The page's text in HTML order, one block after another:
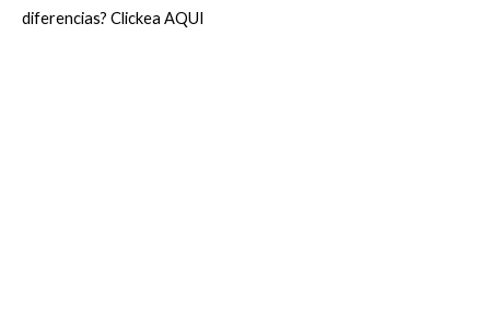
diferencias? Clickea AQUI